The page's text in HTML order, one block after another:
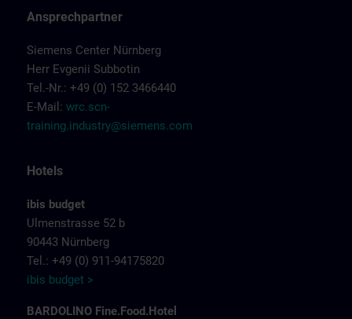
Ansprechpartner
Siemens Center Nürnberg
Herr Evgenii Subbotin
Tel.-Nr.: +49 (0) 152 3466440
E-Mail: wrc.scn-
training.industry@siemens.com
Hotels
ibis budget
Ulmenstrasse 52 b
90443 Nürnberg
Tel.: +49 (0) 911-94175820
ibis budget >
BARDOLINO Fine.Food.Hotel